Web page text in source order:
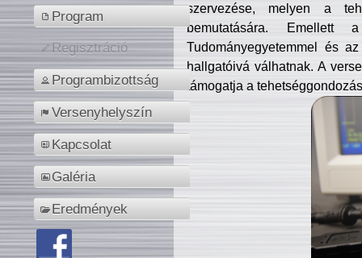
Program
Regisztráció
Programbizottság
Versenyhelyszín
Kapcsolat
Galéria
Eredmények
szervezése, melyen a
bemutatására. Emellett
Tudományegyetemmel és
hallgatóivá válhatnak. A
támogatja a